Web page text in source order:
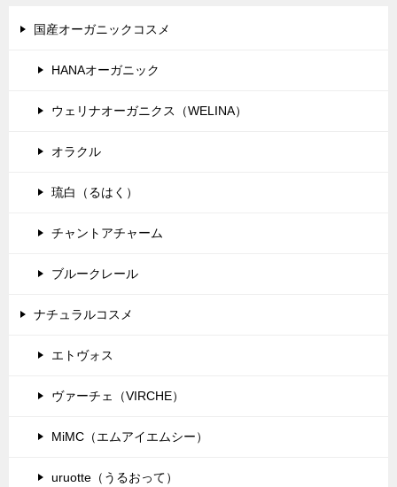
シ
国産オーガニックコスメ
HANAオーガニック
ウェリナオーガニクス（WELINA）
オラクル
琉白（るはく）
チャントアチャーム
ブルークレール
ナチュラルコスメ
エトヴォス
ヴァーチェ（VIRCHE）
MiMC（エムアイエムシー）
uruotte（うるおって）